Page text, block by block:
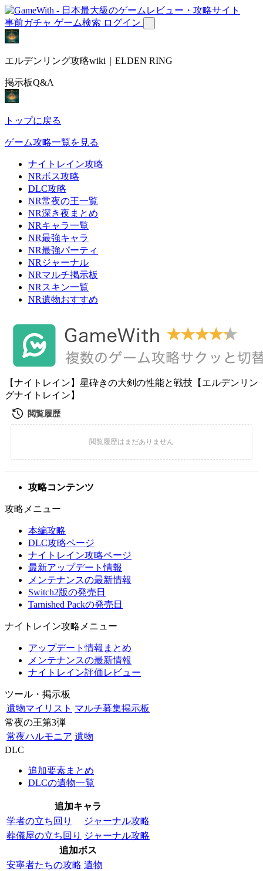
事前ガチャ ゲーム検索 ログイン
エルデンリング攻略wiki｜ELDEN RING
掲示板Q&A
トップに戻る
ゲーム攻略一覧を見る
ナイトレイン攻略
NRボス攻略
DLC攻略
NR常夜の王一覧
NR深き夜まとめ
NRキャラ一覧
NR最強キャラ
NR最強パーティ
NRジャーナル
NRマルチ掲示板
NRスキン一覧
NR遺物おすすめ
【ナイトレイン】星砕きの大剣の性能と戦技【エルデンリン
グナイトレイン】
攻略コンテンツ
攻略メニュー
本編攻略
DLC攻略ページ
ナイトレイン攻略ページ
最新アップデート情報
メンテナンスの最新情報
Switch2版の発売日
Tarnished Packの発売日
ナイトレイン攻略メニュー
アップデート情報まとめ
メンテナンスの最新情報
ナイトレイン評価レビュー
ツール・掲示板
遺物マイリスト マルチ募集掲示板
常夜の王第3弾
常夜ハルモニア 遺物
DLC
追加要素まとめ
DLCの遺物一覧
追加キャラ
学者の立ち回り
ジャーナル攻略
葬儀屋の立ち回り ジャーナル攻略
追加ボス
安寧者たちの攻略 遺物